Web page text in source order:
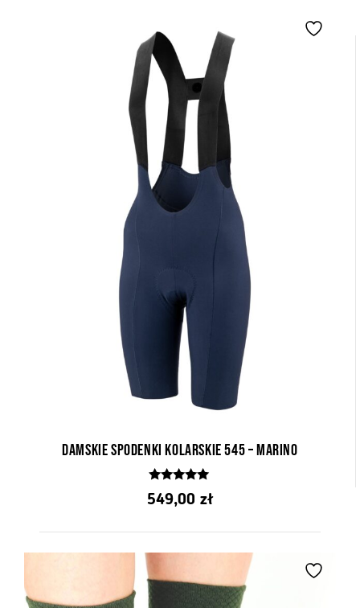
Damskie spodenki kolarskie 545 – Marino
5.00
z 5
549,00 zł